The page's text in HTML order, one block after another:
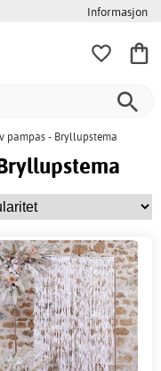
Informasjon
pampas - Bryllupstema